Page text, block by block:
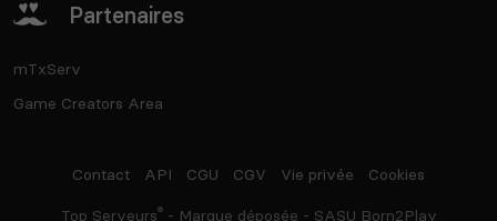
Partenaires
mTxServ
Game Creators Area
Contact API CGU CGV Vie privée Cookies
Top Serveurs®- Marque déposée - SASU Born2Play